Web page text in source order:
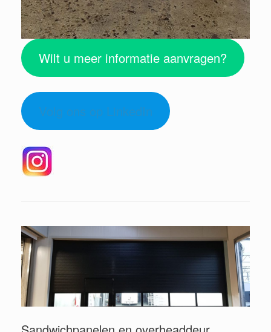
Wilt u meer informatie aanvragen?
Volg ons op LinkedIn